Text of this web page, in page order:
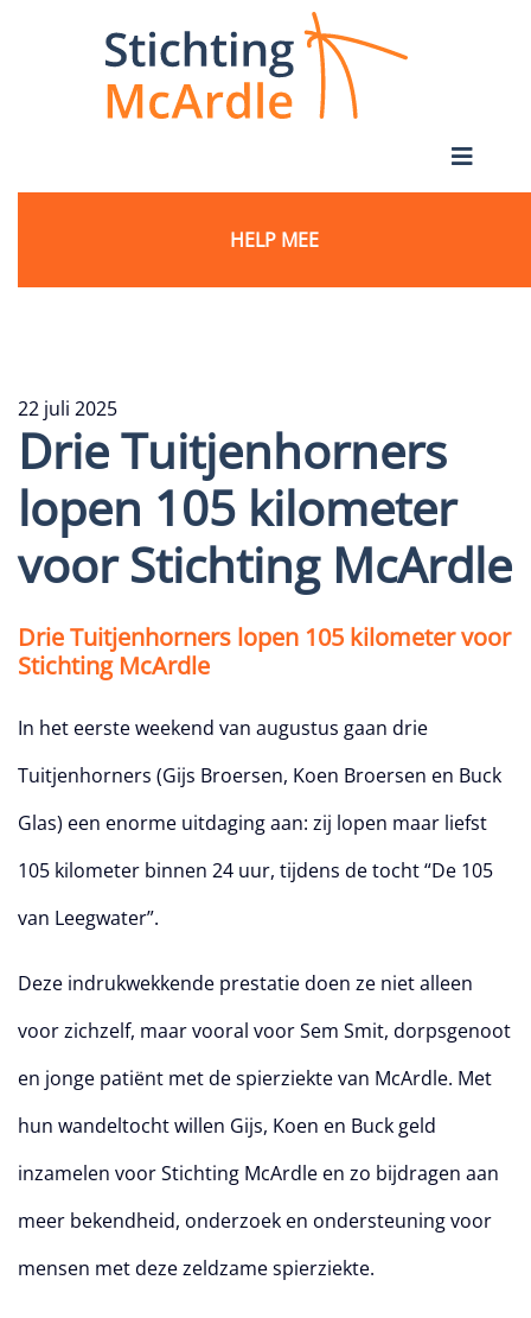
HELP MEE
22 juli 2025
Drie Tuitjenhorners
lopen 105 kilometer
voor Stichting McArdle
Drie Tuitjenhorners lopen 105 kilometer voor
Stichting McArdle
In het eerste weekend van augustus gaan drie
Tuitjenhorners (Gijs Broersen, Koen Broersen en Buck
Glas) een enorme uitdaging aan: zij lopen maar liefst
105 kilometer binnen 24 uur, tijdens de tocht “De 105
van Leegwater”.
Deze indrukwekkende prestatie doen ze niet alleen
voor zichzelf, maar vooral voor Sem Smit, dorpsgenoot
en jonge patiënt met de spierziekte van McArdle. Met
hun wandeltocht willen Gijs, Koen en Buck geld
inzamelen voor Stichting McArdle en zo bijdragen aan
meer bekendheid, onderzoek en ondersteuning voor
mensen met deze zeldzame spierziekte.